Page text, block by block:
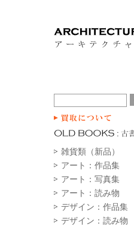
雑貨類（新品）
アート：作品集
アート：写真集
アート：読み物
デザイン：作品集
デザイン：読み物